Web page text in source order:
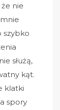
nie
szybko
służą,
kąt.
klatki
spory